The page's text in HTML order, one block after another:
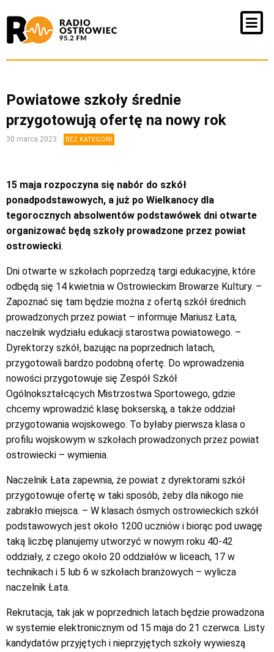
Powiatowe szkoły średnie
przygotowują ofertę na nowy rok
30 marca 2023 BEZ KATEGORII
15 maja rozpoczyna się nabór do szkół
ponadpodstawowych, a już po Wielkanocy dla
tegorocznych absolwentów podstawówek dni otwarte
organizować będą szkoły prowadzone przez powiat
ostrowiecki.
Dni otwarte w szkołach poprzedzą targi edukacyjne, które
odbędą się 14 kwietnia w Ostrowieckim Browarze Kultury. –
Zapoznać się tam będzie można z ofertą szkół średnich
prowadzonych przez powiat – informuje Mariusz Łata,
naczelnik wydziału edukacji starostwa powiatowego. –
Dyrektorzy szkół, bazując na poprzednich latach,
przygotowali bardzo podobną ofertę. Do wprowadzenia
nowości przygotowuje się Zespół Szkół
Ogólnokształcących Mistrzostwa Sportowego, gdzie
chcemy wprowadzić klasę bokserską, a także oddział
przygotowania wojskowego. To byłaby pierwsza klasa o
profilu wojskowym w szkołach prowadzonych przez powiat
ostrowiecki – wymienia.
Naczelnik Łata zapewnia, że powiat z dyrektorami szkół
przygotowuje ofertę w taki sposób, żeby dla nikogo nie
zabrakło miejsca. – W klasach ósmych ostrowieckich szkół
podstawowych jest około 1200 uczniów i biorąc pod uwagę
taką liczbę planujemy utworzyć w nowym roku 40-42
oddziały, z czego około 20 oddziałów w liceach, 17 w
technikach i 5 lub 6 w szkołach branżowych – wylicza
naczelnik Łata.
Rekrutacja, tak jak w poprzednich latach będzie prowadzona
w systemie elektronicznym od 15 maja do 21 czerwca. Listy
kandydatów przyjętych i nieprzyjętych szkoły wywieszą